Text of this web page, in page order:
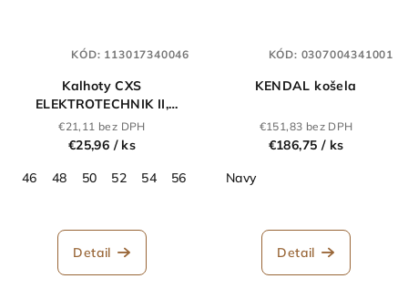
Kalhoty CXS
ELEKTROTECHNIK II,
antistatické a ESD,
pánske, modré
€21,11 bez DPH
€25,96 / ks
46
48 50 52 54 56 60
Detail
KÓD: 113017340046
KENDAL košela
€151,83 bez DPH
€186,75 / ks
Navy
Detail
KÓD: 0307004341001